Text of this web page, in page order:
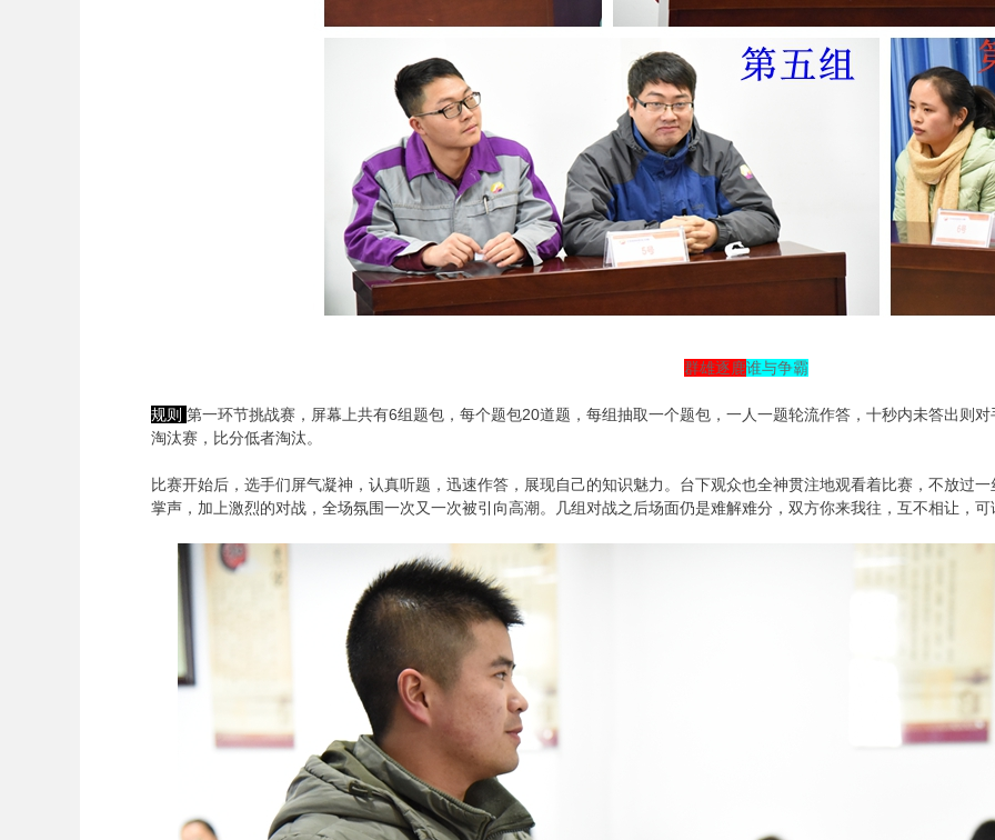
群雄逐鹿谁与争霸
规则 第一环节挑战赛，屏幕上共有6组题包，每个题包20道题，每组抽取一个题包，一人一题轮流作答，十秒内未答出则
淘汰赛，比分低者淘汰。
比赛开始后，选手们屏气凝神，认真听题，迅速作答，展现自己的知识魅力。台下观众也全神贯注地观看着比赛，不放过
掌声，加上激烈的对战，全场氛围一次又一次被引向高潮。几组对战之后场面仍是难解难分，双方你来我往，互不相让，